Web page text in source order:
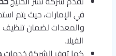
في الإمارات، حيث يتم
والمعدات لضمان
الفيلا.